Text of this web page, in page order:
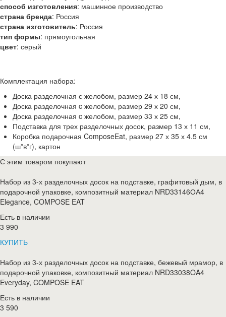
способ изготовления: машинное производство
страна бренда: Россия
страна изготовитель: Россия
тип формы: прямоугольная
цвет: серый
Комплектация набора:
Доска разделочная с желобом, размер 24 х 18 см,
Доска разделочная c желобом, размер 29 х 20 см,
Доска разделочная c желобом, размер 33 х 25 см,
Подставка для трех разделочных досок, размер 13 х 11 см,
Коробка подарочная ComposeEat, размер 27 х 35 х 4.5 см
(ш*в*г), картон
С этим товаром покупают
Набор из 3-х разделочных досок на подставке, графитовый дым, в
подарочной упаковке, композитный материал NRD33146ОА4
Elegance, COMPOSE EAT
Есть в наличии
3 990
КУПИТЬ
Набор из 3-х разделочных досок на подставке, бежевый мрамор, в
подарочной упаковке, композитный материал NRD33038OA4
Everyday, COMPOSE EAT
Есть в наличии
3 590